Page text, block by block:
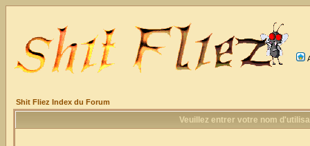
Shit Fliez Index du Forum
Veuillez entrer votre nom